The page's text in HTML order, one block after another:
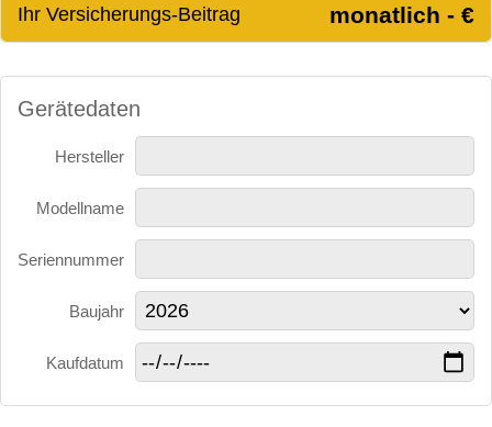
Ihr Versicherungs-Beitrag monatlich - €
Gerätedaten
Hersteller
Modellname
Seriennummer
Baujahr
Kaufdatum